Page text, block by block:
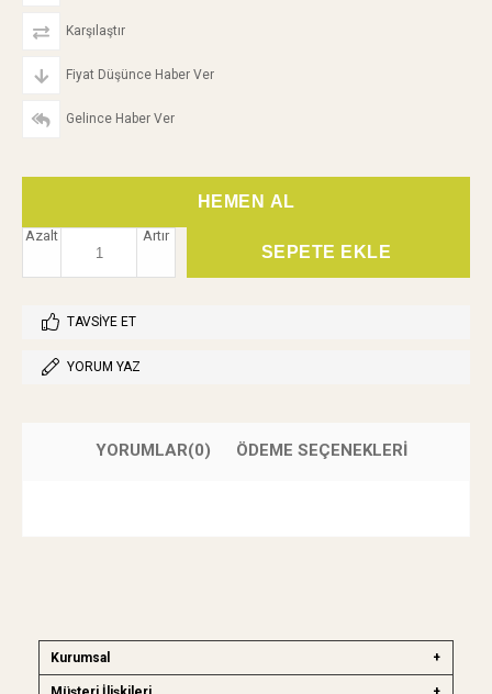
Karşılaştır
Fiyat Düşünce Haber Ver
Gelince Haber Ver
Artır
Azalt
TAVSIYE ET
YORUM YAZ
YORUMLAR(0) ÖDEME SEÇENEKLERI
Kurumsal